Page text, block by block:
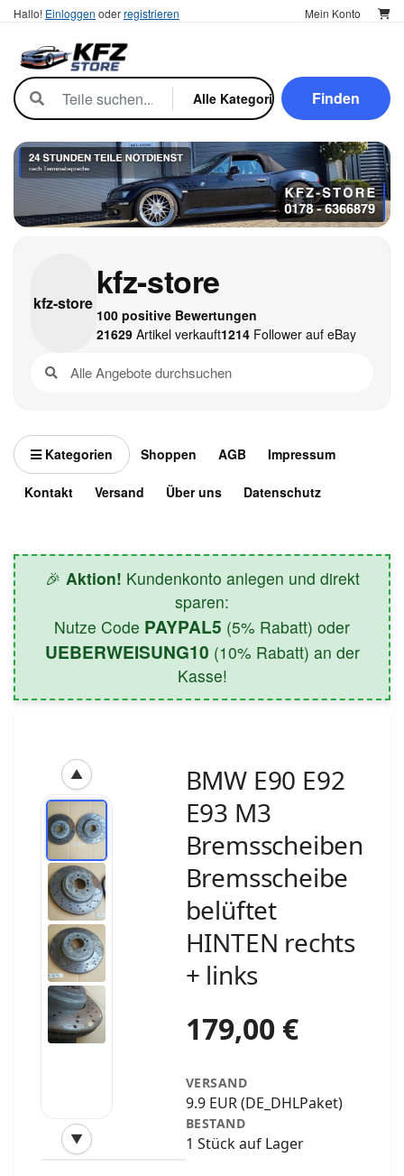
Hallo! Einloggen oderregistrieren Mein Konto
Finden
kfz-store
kfz-store
100 positive Bewertungen
21629Artikel verkauft1214Follower auf eBay
Kategorien Shoppen AGB Impressum
Kontakt Versand Über uns Datenschutz
🎉 Aktion! Kundenkonto anlegen und direkt
sparen:
Nutze Code PAYPAL5 (5% Rabatt) oder
UEBERWEISUNG10 (10% Rabatt) an der
Kasse!
▲
▼
‹
BMW E90 E92
E93 M3
Bremsscheiben
Bremsscheibe
belüftet
HINTEN rechts
+ links
179,00 €
VERSAND
9.9 EUR (DE_DHLPaket)
BESTAND
1 Stück auf Lager